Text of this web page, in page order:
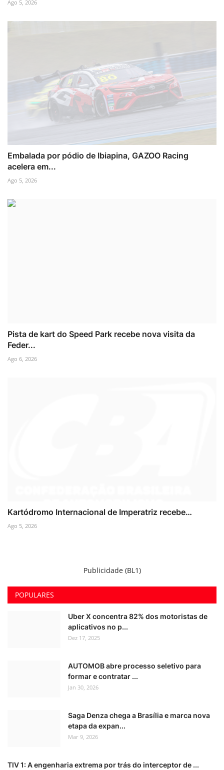
Ago 5, 2026
Embalada por pódio de Ibiapina, GAZOO Racing
acelera em...
Ago 5, 2026
Pista de kart do Speed Park recebe nova visita da
Feder...
Ago 6, 2026
Kartódromo Internacional de Imperatriz recebe…
Ago 5, 2026
Publicidade (BL1)
POPULARES
Uber X concentra 82% dos motoristas de
aplicativos no p...
Dez 17, 2025
AUTOMOB abre processo seletivo para
formar e contratar ...
Jan 30, 2026
Saga Denza chega a Brasília e marca nova
etapa da expan...
Mar 9, 2026
TIV 1: A engenharia extrema por trás do interceptor de ...